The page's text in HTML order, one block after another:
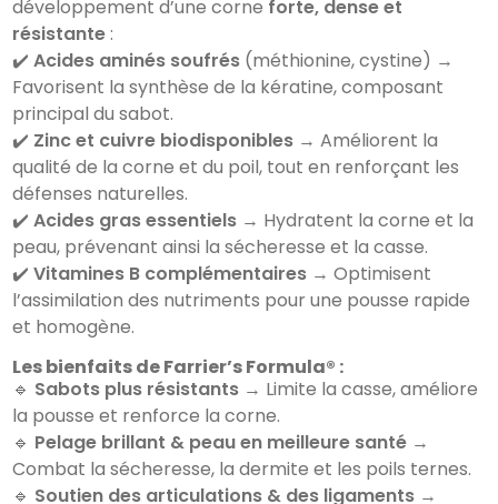
développement d’une corne forte, dense et
résistante :
✔️Acides aminés soufrés (méthionine, cystine) →
Favorisent la synthèse de la kératine, composant
principal du sabot.
✔️ Zinc et cuivre biodisponibles → Améliorent la
qualité de la corne et du poil, tout en renforçant les
défenses naturelles.
✔️Acides gras essentiels → Hydratent la corne et la
peau, prévenant ainsi la sécheresse et la casse.
✔️Vitamines B complémentaires → Optimisent
l’assimilation des nutriments pour une pousse rapide
et homogène.
Les bienfaits de Farrier’s Formula® :
🔹 Sabots plus résistants → Limite la casse, améliore
la pousse et renforce la corne.
🔹 Pelage brillant & peau en meilleure santé →
Combat la sécheresse, la dermite et les poils ternes.
🔹 Soutien des articulations & des ligaments →